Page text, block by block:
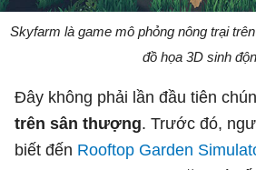
Skyfarm là game mô phỏng nông trại
đồ họa 3D sinh
Đây không phải lần đầu tiên
trên sân thượng. Trước đó,
biết đến Rooftop Garden